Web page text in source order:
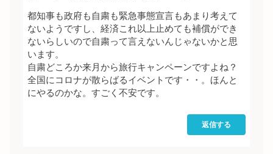
都知事も政府も自粛も緊急事態宣言もあまり考えて
ないようですし、経済これ以上止めても補償ができ
ないらしいので自粛って言えないんじゃないかと思
います。
自粛どころか来月から旅行キャンペーンですよね？
全国にコロナが散らばるイベントです・・。ほんと
にやるのかな。すごく不安です。
返信する